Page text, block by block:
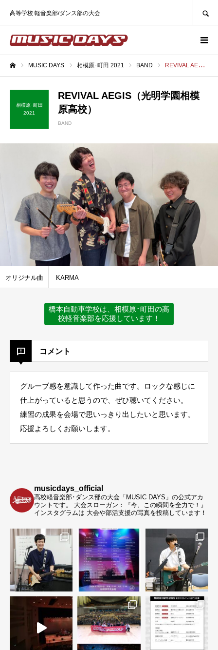
高等学校 軽音楽部/ダンス部の大会
MUSIC DAYS 相模原･町田 2021 BAND REVIVAL AEGIS（光明学園相模原高校）
相模原･町田
2021
REVIVAL AEGIS（光明学園相模
原高校）
BAND
オリジナル曲 KARMA
橋本自動車学校は、相模原･町田の高
校軽音楽部を応援しています！
コメント
グルーブ感を意識して作った曲です。ロックな感じに
仕上がっていると思うので、ぜひ聴いてください。
練習の成果を会場で思いっきり出したいと思います。
応援よろしくお願いします。
musicdays_official
高校軽音楽部･ダンス部の大会「MUSIC DAYS」の公式アカ
ウントです。
大会スローガン：『今、この瞬間を全力で！』
インスタグラムは 大会や部活支援の写真を投稿しています！